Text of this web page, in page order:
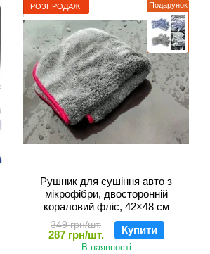
Подарунок
РОЗПРОДАЖ
Рушник для сушіння авто з
мікрофібри, двосторонній
кораловий фліс, 42×48 см
349 грн/шт.
287 грн/шт. Купити
В наявності